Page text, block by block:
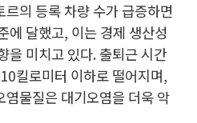
의 등록 차량 수가 급증하면
에 달했고, 이는 경제 생산성
을 미치고 있다. 출퇴근 시간
킬로미터 이하로 떨어지며,
물질은 대기오염을 더욱 악